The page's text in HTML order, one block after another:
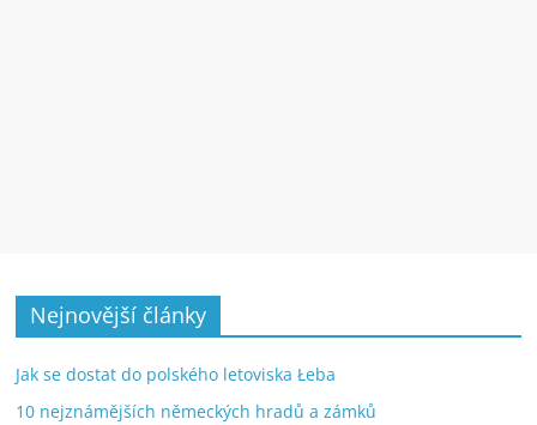
Nejnovější články
Jak se dostat do polského letoviska Łeba
10 nejznámějších německých hradů a zámků